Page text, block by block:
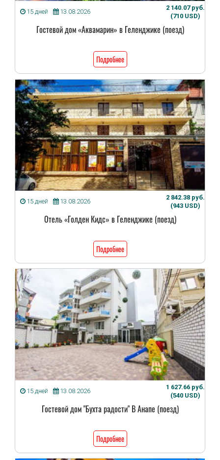
15 дней 13.08.2026
2 140.07 руб.
(710 USD)
Гостевой дом «Аквамарин» в Геленджике (поезд)
Подробнее
15 дней 13.08.2026
2 842.38 руб.
(943 USD)
Отель «Голден Кидс» в Геленджике (поезд)
Подробнее
15 дней 13.08.2026
1 627.66 руб.
(540 USD)
Гостевой дом "Бухта радости" В Анапе (поезд)
Подробнее